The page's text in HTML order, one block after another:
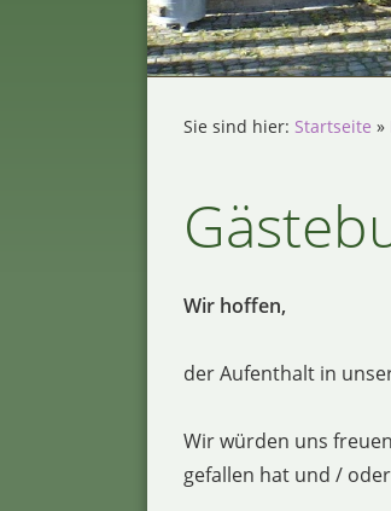
Sie sind hier: Startseite »
Wir hoffen,
der Aufenthalt in
Wir würden uns
gefallen hat und /